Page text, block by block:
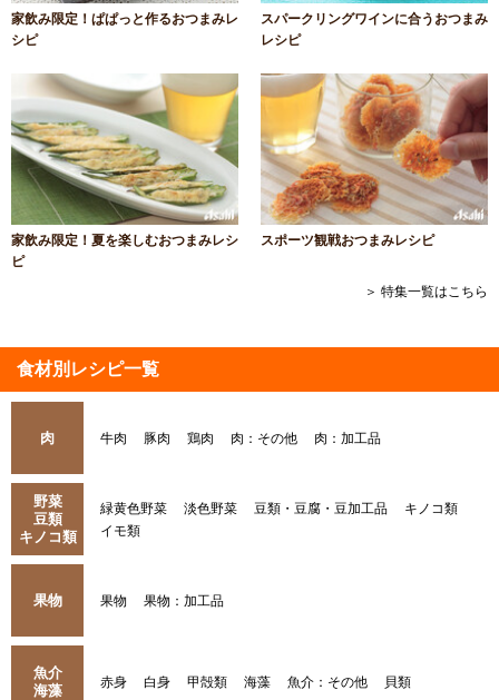
家飲み限定！ぱぱっと作るおつまみレ
シピ
スパークリングワインに合うおつまみ
レシピ
家飲み限定！夏を楽しむおつまみレシ
ピ
スポーツ観戦おつまみレシピ
＞ 特集一覧はこちら
食材別レシピ一覧
肉 牛肉 豚肉 鶏肉 肉：その他 肉：加工品
野菜
豆類
キノコ類
緑黄色野菜 淡色野菜 豆類・豆腐・豆加工品
キノコ類
イモ類
果物 果物 果物：加工品
魚介
海藻
赤身 白身 甲殻類 海藻 魚介：その他 貝類